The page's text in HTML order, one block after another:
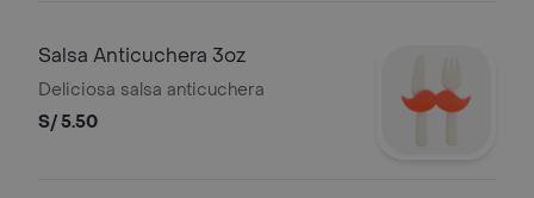
Salsa Anticuchera 3oz
Deliciosa salsa anticuchera
S/ 5.50